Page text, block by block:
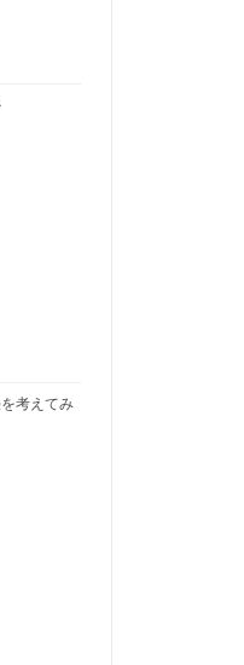
考えてみ